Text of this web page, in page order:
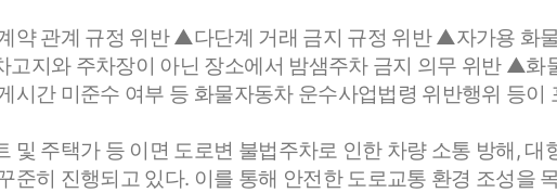
약 관계 규정 위반 ▲다단계 거래 금지 규정 위반 ▲자가용 화
지와 주차장이 아닌 장소에서 밤샘주차 금지 의무 위반 ▲
시간 미준수 여부 등 화물자동차 운수사업법령 위반행위 등이
및 주택가 등 이면 도로변 불법주차로 인한 차량 소통 방해,
준히 진행되고 있다. 이를 통해 안전한 도로교통 환경 조성을